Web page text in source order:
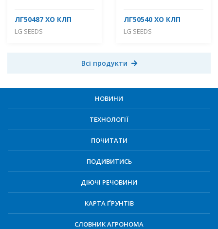
ЛГ50487 ХО КЛП
LG SEEDS
ЛГ50540 ХО КЛП
LG SEEDS
Всі продукти
НОВИНИ
ТЕХНОЛОГІЇ
ПОЧИТАТИ
ПОДИВИТИСЬ
ДІЮЧІ РЕЧОВИНИ
КАРТА ҐРУНТІВ
СЛОВНИК АГРОНОМА